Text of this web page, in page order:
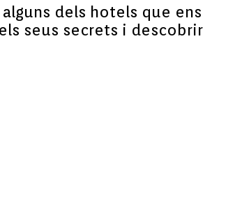
dels hotels que ens
seus secrets i descobrir